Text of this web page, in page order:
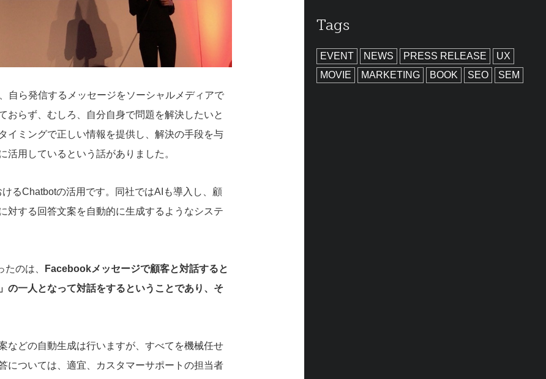
自ら発信するメッセージをソーシャルメディアで
おらず、むしろ、自分自身で問題を解決したいと
イミングで正しい情報を提供し、解決の手段を与
活用しているという話がありました。
るChatbotの活用です。同社ではAIも導入し、顧
対する回答文案を自動的に生成するようなシステ
のは、
Facebookメッセージで顧客と対話すると
の一人となって対話をするということであり、そ
などの自動生成は行いますが、すべてを機械任せ
については、適宜、カスタマーサポートの担当者
Tags
EVENT NEWS PRESS RELEASE
UX
MOVIE
MARKETING BOOK SEO SEM